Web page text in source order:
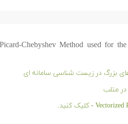
Chebyshev Method used for
بزرگ در زیست شناسی سامانه ای
متلب